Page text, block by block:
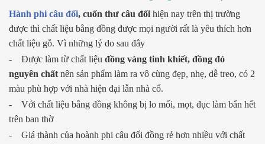
Hành phi câu đối, cuốn thư câu đối hiện nay trên thị trường
được thì chất liệu bằng đồng được mọi người rất là yêu thích hơn
chất liệu gỗ. Vì những lý do sau đây
- Được làm từ chất liệu đồng vàng tinh khiết, đồng đỏ
nguyên chất nên sản phẩm làm ra vô cùng đẹp, nhẹ, dễ treo, có 2
màu phù hợp với nhà hiện đại lẫn nhà cổ.
- Với chất liệu bằng đồng không bị lo mối, mọt, đục làm bẩn hết
trên ban thờ
- Giá thành của hoành phi câu đối đồng rẻ hơn nhiều với chất